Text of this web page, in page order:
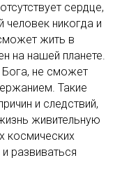
сердце,
человек никогда и
жить в
на нашей планете.
Бога, не сможет
Такие
и следствий,
живительную
космических
развиваться